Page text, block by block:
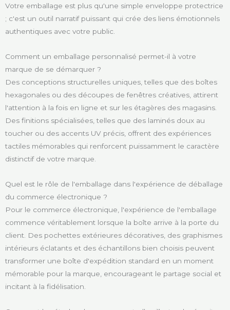
Votre emballage est plus qu'une simple enveloppe protectrice
; c'est un outil narratif puissant qui crée des liens émotionnels
authentiques avec votre public.
Comment un emballage personnalisé permet-il à votre
marque de se démarquer ?
Des conceptions structurelles uniques, telles que des boîtes
hexagonales ou des découpes de fenêtres créatives, attirent
l'attention à la fois en ligne et sur les étagères des magasins.
Des finitions spécialisées, telles que des laminés doux au
toucher ou des accents UV précis, offrent des expériences
tactiles mémorables qui renforcent puissamment le caractère
distinctif de votre marque.
Quel est le rôle de l'emballage dans l'expérience de déballage
du commerce électronique ?
Pour le commerce électronique, l'expérience de l'emballage
commence véritablement lorsque la boîte arrive à la porte du
client. Des pochettes extérieures décoratives, des graphismes
intérieurs éclatants et des échantillons bien choisis peuvent
transformer une boîte d'expédition standard en un moment
mémorable pour la marque, encourageant le partage social et
incitant à la fidélisation.